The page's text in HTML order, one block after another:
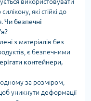
які стійкі до
Чи безпечні
з матеріалів без
є безпечними
контейнери,
за розміром,
уникнути деформації